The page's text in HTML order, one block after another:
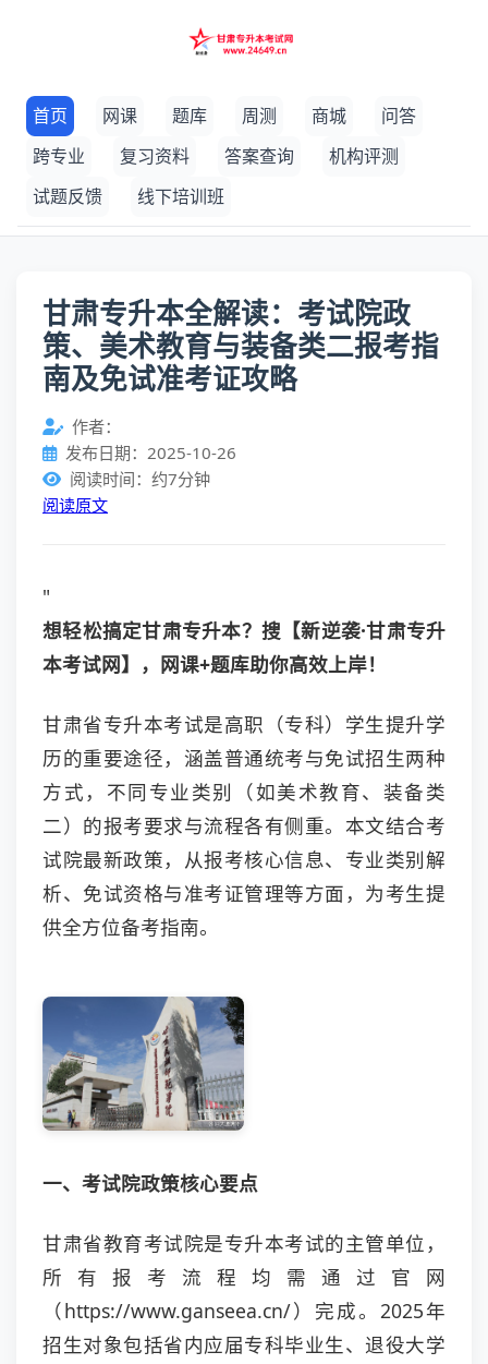
首页 网课 题库 周测 商城
问答
跨专业
复习资料 答案查询
机构评测
试题反馈
线下培训班
甘肃专升本全解读：考试院政
策、美术教育与装备类二报考指
南及免试准考证攻略
作者：
发布日期：2025-10-26
阅读时间：约7分钟
阅读原文
"
想轻松搞定甘肃专升本？搜【新逆袭·甘肃专升
本考试网】，网课+题库助你高效上岸！
甘肃省专升本考试是高职（专科）学生提升学
历的重要途径，涵盖普通统考与免试招生两种
方式，不同专业类别（如美术教育、装备类
二）的报考要求与流程各有侧重。本文结合考
试院最新政策，从报考核心信息、专业类别解
析、免试资格与准考证管理等方面，为考生提
供全方位备考指南。
一、考试院政策核心要点
甘肃省教育考试院是专升本考试的主管单位，
所有报考流程均需通过官网
（https://www.ganseea.cn/）完成。2025年
招生对象包括省内应届专科毕业生、退役大学